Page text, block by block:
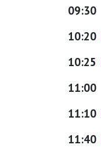
09:30
10:20
10:25
11:00
11:10
11:40